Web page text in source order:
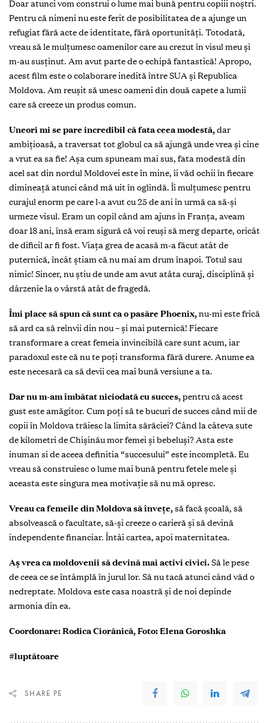
Doar atunci vom construi o lume mai bună pentru copiii noștri.
Pentru că nimeni nu este ferit de posibilitatea de a ajunge un
refugiat fără acte de identitate, fără oportunități. Totodată,
vreau să le mulțumesc oamenilor care au crezut în visul meu și
m-au susținut. Am avut parte de o echipă fantastică! Apropo,
acest film este o colaborare inedită între SUA și Republica
Moldova. Am reușit să unesc oameni din două capete a lumii
care să creeze un produs comun.
Uneori mi se pare incredibil că fata ceea modestă,dar
ambițioasă, a traversat tot globul ca să ajungă unde vrea și cine
a vrut ea sa fie! Așa cum spuneam mai sus, fata modestă din
acel sat din nordul Moldovei este în mine, îi văd ochii în fiecare
dimineață atunci când mă uit în oglindă. Îi mulțumesc pentru
curajul enorm pe care l-a avut cu 25 de ani în urmă ca să-și
urmeze visul. Eram un copil când am ajuns în Franța, aveam
doar 18 ani, însă eram sigură că voi reuși să merg departe, oricât
de dificil ar fi fost. Viața grea de acasă m-a făcut atât de
puternică, încât știam că nu mai am drum înapoi. Totul sau
nimic! Sincer, nu știu de unde am avut atâta curaj, disciplină și
dârzenie la o vârstă atât de fragedă.
Îmi place să spun că sunt ca o pasăre Phoenix,nu-mi este frică
să ard ca să reînvii din nou – și mai puternică! Fiecare
transformare a creat femeia invincibilă care sunt acum, iar
paradoxul este că nu te poți transforma fără durere. Anume ea
este necesară ca să devii cea mai bună versiune a ta.
Dar nu m-am îmbătat niciodată cu succes,pentru că acest
gust este amăgitor. Cum poți să te bucuri de succes când mii de
copii în Moldova trăiesc la limita sărăciei? Când la câteva sute
de kilometri de Chișinău mor femei și bebeluși? Asta este
inuman si de aceea definitia “succesului” este incompletă. Eu
vreau să construiesc o lume mai bună pentru fetele mele și
aceasta este singura mea motivație să nu mă opresc.
Vreau ca femeile din Moldova să învețe,să facă școală, să
absolvească o facultate, să-și creeze o carieră și să devină
independente financiar. Întâi cartea, apoi maternitatea.
Aș vrea ca moldovenii să devină mai activi civici.Să le pese
de ceea ce se întâmplă în jurul lor. Să nu tacă atunci când văd o
nedreptate. Moldova este casa noastră și de noi depinde
armonia din ea.
Coordonare: Rodica Ciorănică, Foto: Elena Goroshka
#luptătoare
SHARE PE